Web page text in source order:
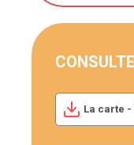
La carte -